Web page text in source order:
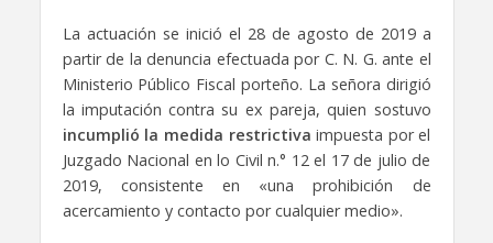
La actuación se inició el 28 de agosto de 2019 a
partir de la denuncia efectuada por C. N. G. ante el
Ministerio Público Fiscal porteño. La señora dirigió
la imputación contra su ex pareja, quien sostuvo
incumplió la medida restrictiva impuesta por el
Juzgado Nacional en lo Civil n.° 12 el 17 de julio de
2019, consistente en «una prohibición de
acercamiento y contacto por cualquier medio».